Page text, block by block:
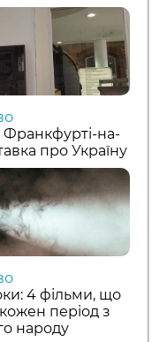
Франкфурті-на-
про Україну
4 фільми, що
період з
народу